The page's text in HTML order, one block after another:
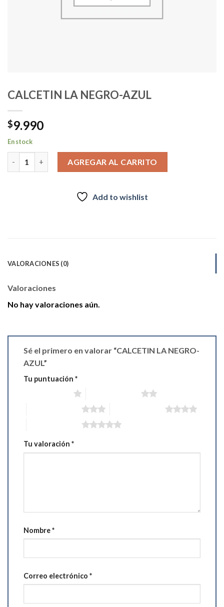
CALCETIN LA NEGRO-AZUL
$9.990
En stock
AGREGAR AL CARRITO
Add to wishlist
VALORACIONES (0)
Valoraciones
No hay valoraciones aún.
Sé el primero en valorar “CALCETIN LA NEGRO-
AZUL”
Tu puntuación *
Tu valoración *
Nombre*
Correo electrónico *